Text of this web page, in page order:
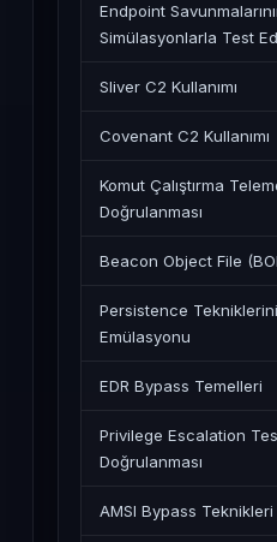
Endpoint
Simülasyonlarla Test
Sliver C2 Kullanımı
Covenant C2 Kullanımı
Komut Çalıştırma
Doğrulanması
Beacon Object File
Persistence
Emülasyonu
EDR Bypass Temelleri
Privilege Escalation
Doğrulanması
AMSI Bypass Teknikleri